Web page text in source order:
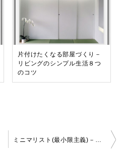
片付けたくなる部屋づくり－
リビングのシンプル生活８つ
のコツ
ミニマリスト(最小限主義)－断捨離で物を持たないノマド生活へ